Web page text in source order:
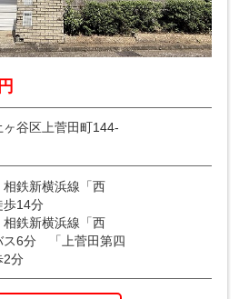
ヶ谷区上菅田町144-
相鉄新横浜線「西
14分
相鉄新横浜線「西
6分 「上菅田第四
2分